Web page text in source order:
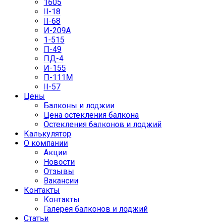
1605
II-18
II-68
И-209А
1-515
П-49
ПД-4
И-155
П-111М
II-57
Цены
Балконы и лоджии
Цена остекления балкона
Остекления балконов и лоджий
Калькулятор
О компании
Акции
Новости
Отзывы
Вакансии
Контакты
Контакты
Галерея балконов и лоджий
Статьи